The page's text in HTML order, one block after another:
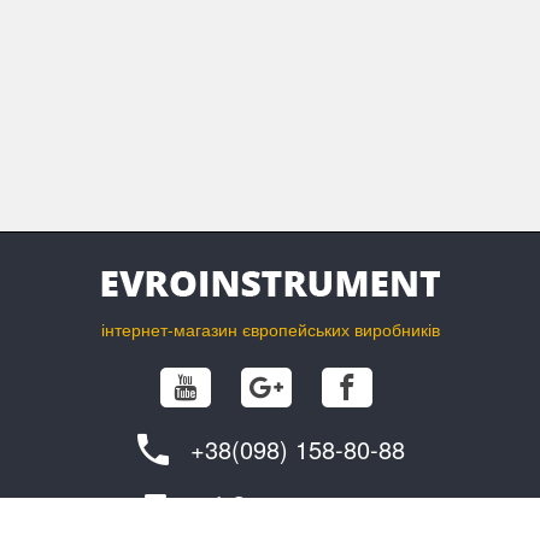
інтернет-магазин європейських виробників
+38(098) 158-80-88
info@evroinstrument.com